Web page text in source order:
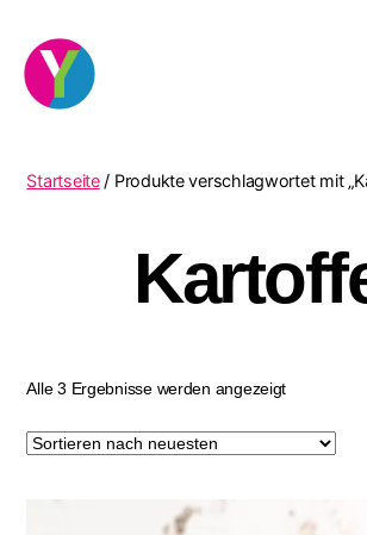
Startseite/ Produkte verschlagwortet mit
Alle 3 Ergebnisse werden angezeigtNach
sortiert